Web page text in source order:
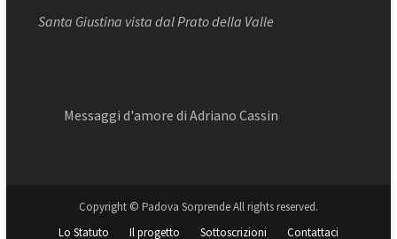
Santa Giustina vista dal Prato della Valle
Messaggi d'amore di Adriano Cassin
Copyright © Padova Sorprende All rights reserved.
Lo Statuto
Il progetto Sottoscrizioni Contattaci